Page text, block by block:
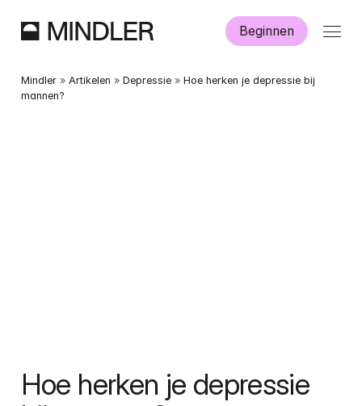
Beginnen
Hoe werkt Mindler?
Mindler » Artikelen » Depressie » Hoe herken je depressie bij
mannen?
Hoe herken je depressie